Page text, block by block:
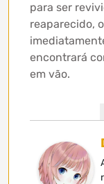
para ser
reaparecido,
encontrará
em vão.